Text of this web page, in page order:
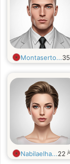
Montaserto...
Nabilaelha...22